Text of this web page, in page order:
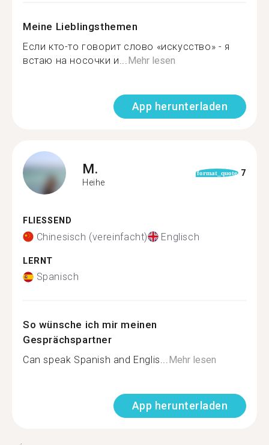
Meine Lieblingsthemen
Если кто-то говорит слово «искусство» - я
встаю на носочки и...Mehr lesen
App herunterladen
M.
Heihe
format_quote 7
FLIESSEND
Chinesisch (vereinfacht) Englisch
LERNT
Spanisch
So wünsche ich mir meinen
Gesprächspartner
Can speak Spanish and Englis...Mehr lesen
App herunterladen